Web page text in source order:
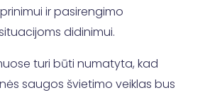
ir pasirengimo
didinimui.
turi būti numatyta, kad
saugos švietimo veiklas bus